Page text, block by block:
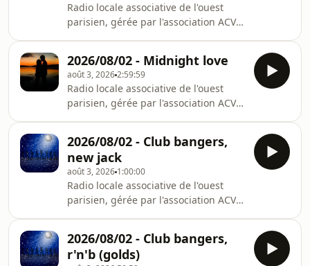
Radio locale associative de l'ouest
parisien, gérée par l'association ACVS.
rvvs.fr.
2026/08/02 - Midnight love
août 3, 20262:59:59
Radio locale associative de l'ouest
parisien, gérée par l'association ACVS.
rvvs.fr.
2026/08/02 - Club bangers,
new jack
août 3, 2026 1:00:00
Radio locale associative de l'ouest
parisien, gérée par l'association ACVS.
rvvs.fr.
2026/08/02 - Club bangers,
r'n'b (golds)